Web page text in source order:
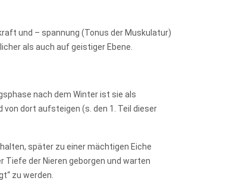
und – spannung (Tonus der Muskulatur)
als auch auf geistiger Ebene.
nach dem Winter ist sie als
dort aufsteigen (s. den 1. Teil dieser
später zu einer mächtigen Eiche
Tiefe der Nieren geborgen und warten
zu werden.